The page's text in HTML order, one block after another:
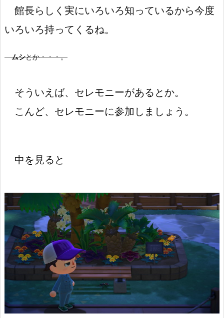
館長らしく実にいろいろ知っているから今度
いろいろ持ってくるね。
ムシとか・・・。
そういえば、セレモニーがあるとか。
こんど、セレモニーに参加しましょう。
中を見ると